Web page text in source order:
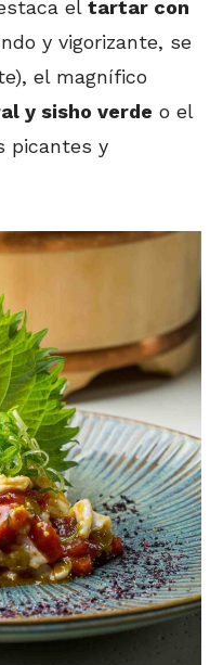
el tartar con
y vigorizante, se
el magnífico
y sisho verde o el
picantes y